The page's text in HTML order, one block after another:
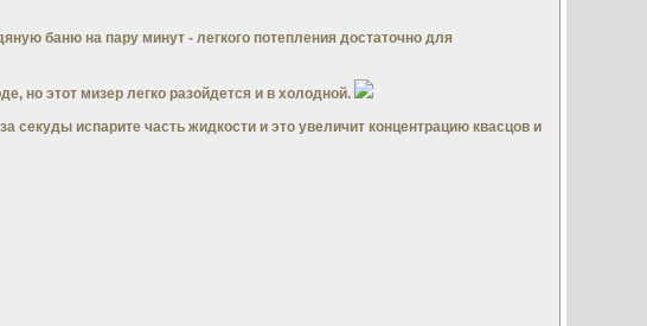
баню на пару минут - легкого потепления достаточно для
но этот мизер легко разойдется и в холодной.
секуды испарите часть жидкости и это увеличит концентрацию квасцов и